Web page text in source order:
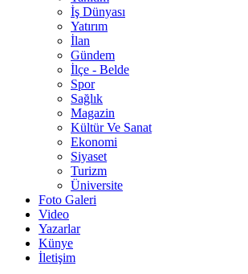
İş Dünyası
Yatırım
İlan
Gündem
İlçe - Belde
Spor
Sağlık
Magazin
Kültür Ve Sanat
Ekonomi
Siyaset
Turizm
Üniversite
Foto Galeri
Video
Yazarlar
Künye
İletişim